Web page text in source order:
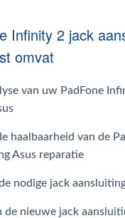
Infinity 2 jack
omvat
van uw PadFone
haalbaarheid van de
Asus reparatie
nodige jack
de nieuwe jack